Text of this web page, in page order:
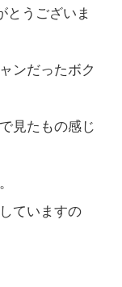
とうございま
ンだったボク
見たもの感じ
ていますの